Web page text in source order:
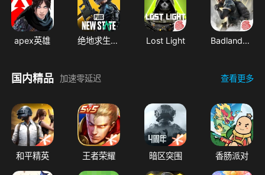
apex英雄 绝地求生：未来之役 Lost Light Badlanders
国内精品 加速零延迟 查看更多
和平精英 王者荣耀 暗区突围 香肠派对